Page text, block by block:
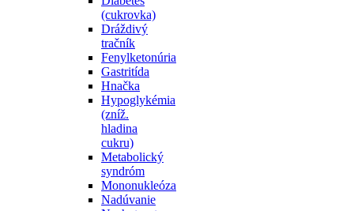
(cukrovka)
Dráždivý
tračník
Fenylketonúria
Gastritída
Hnačka
Hypoglykémia
(zníž.
hladina
cukru)
Metabolický
syndróm
Mononukleóza
Nadúvanie